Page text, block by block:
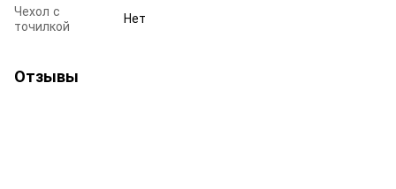
Чехол с
точилкой
Нет
Отзывы